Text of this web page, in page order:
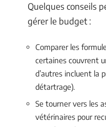
Quelques conseils
gérer le budget :
Comparer les
certaines couvrent
d’autres incluent la
détartrage).
Se tourner vers les
vétérinaires pour